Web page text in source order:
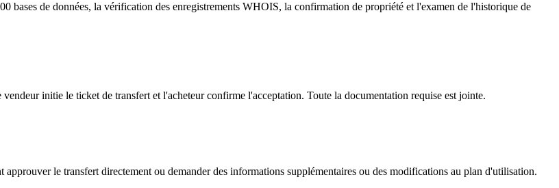
bases de données, la vérification des enregistrements WHOIS, la confirmation de propriété et l'examen de l'historique de
initie le ticket de transfert et l'acheteur confirme l'acceptation. Toute la documentation requise est jointe.
le transfert directement ou demander des informations supplémentaires ou des modifications au plan d'utilisation.